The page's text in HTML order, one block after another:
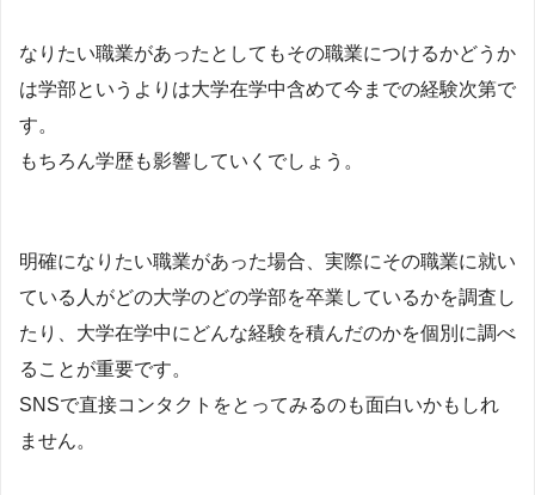
なりたい職業があったとしてもその職業につけるかどうか
は学部というよりは大学在学中含めて今までの経験次第で
す。
もちろん学歴も影響していくでしょう。
明確になりたい職業があった場合、実際にその職業に就い
ている人がどの大学のどの学部を卒業しているかを調査し
たり、大学在学中にどんな経験を積んだのかを個別に調べ
ることが重要です。
SNSで直接コンタクトをとってみるのも面白いかもしれ
ません。